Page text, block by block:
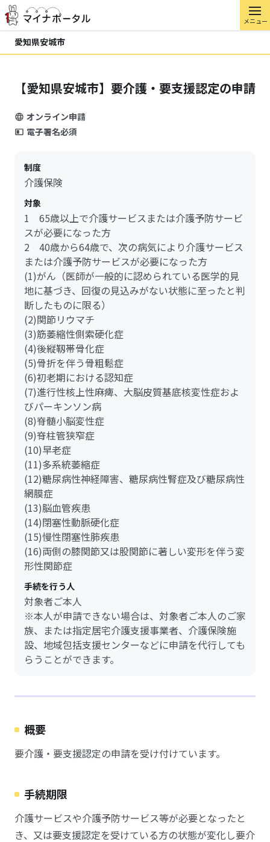
メニュー
愛知県安城市
【愛知県安城市】要介護・要支援認定の申請
オンライン申請
電子署名必須
制度
介護保険
対象
1 65歳以上で介護サービスまたは介護予防サービ
スが必要になった方
2 40歳から64歳で、次の病気により介護サービス
または介護予防サービスが必要になった方
(1)がん（医師が一般的に認められている医学的見
地に基づき、回復の見込みがない状態に至ったと判
断したものに限る）
(2)関節リウマチ
(3)筋萎縮性側索硬化症
(4)後縦靱帯骨化症
(5)骨折を伴う骨粗鬆症
(6)初老期における認知症
(7)進行性核上性麻痺、大脳皮質基底核変性症およ
びパーキンソン病
(8)脊髄小脳変性症
(9)脊柱管狭窄症
(10)早老症
(11)多系統萎縮症
(12)糖尿病性神経障害、糖尿病性腎症及び糖尿病性
網膜症
(13)脳血管疾患
(14)閉塞性動脈硬化症
(15)慢性閉塞性肺疾患
(16)両側の膝関節又は股関節に著しい変形を伴う変
形性関節症
手続を行う人
対象者ご本人
※本人が申請できない場合は、対象者ご本人のご家
族、または指定居宅介護支援事業者、介護保険施
設、地域包括支援センターなどに申請を代行しても
らうことができます。
概要
要介護・要支援認定の申請を受け付けています。
手続期限
介護サービスや介護予防サービス等が必要となったと
き、又は要支援認定を受けている方の状態が変化し要介